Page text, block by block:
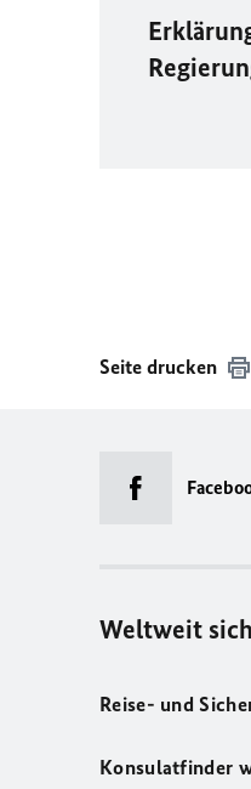
Seite drucken
Weltweit
Reise- und
Konsulatfinder